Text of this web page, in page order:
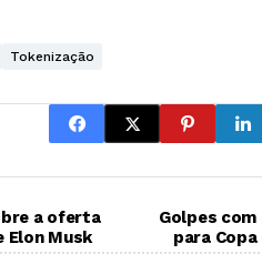
Tokenização
a oferta
Elon Musk
Golpes
para